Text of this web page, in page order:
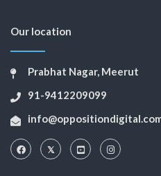
Our location
Prabhat Nagar, Meerut
91-9412209099